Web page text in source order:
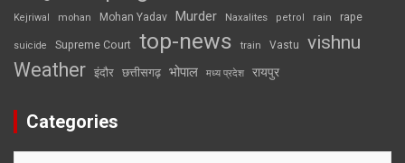
Kejriwal mohan Mohan Yadav Murder Naxalites petrol rain rape
suicide Supreme Court top-news train Vastu vishnu
Weather इंदौर छत्तीसगढ़ भोपाल मध्य प्रदेश रायपुर
Categories